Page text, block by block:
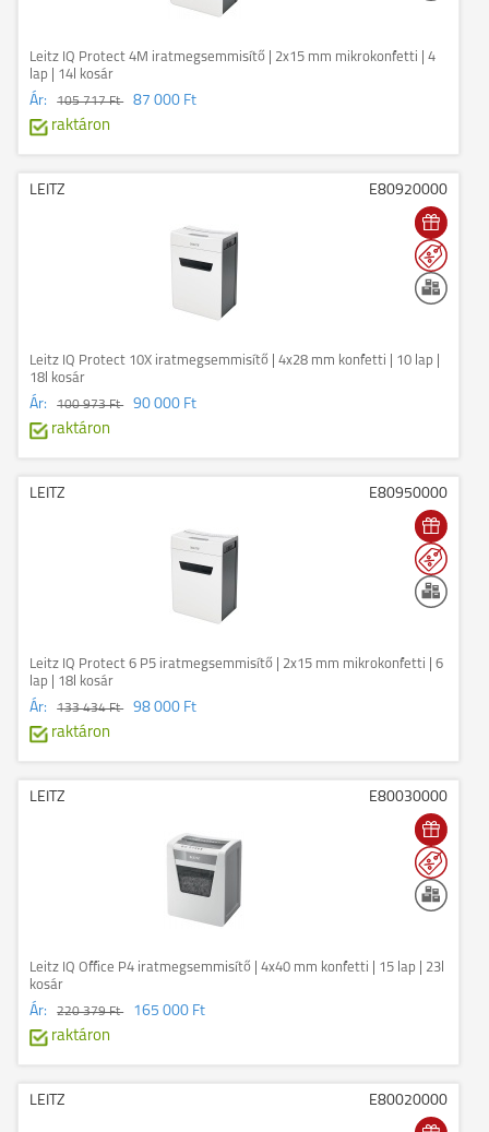
Leitz IQ Protect 4M iratmegsemmisítő | 2x15 mm mikrokonfetti | 4
lap | 14l kosár
Ár: 105 717 Ft
87 000 Ft
raktáron
LEITZ E80920000
Leitz IQ Protect 10X iratmegsemmisítő | 4x28 mm konfetti | 10 lap |
18l kosár
Ár: 100 973 Ft
90 000 Ft
raktáron
LEITZ E80950000
Leitz IQ Protect 6 P5 iratmegsemmisítő | 2x15 mm mikrokonfetti | 6
lap | 18l kosár
Ár: 133 434 Ft
98 000 Ft
raktáron
LEITZ E80030000
Leitz IQ Office P4 iratmegsemmisítő | 4x40 mm konfetti | 15 lap | 23l
kosár
Ár: 220 379 Ft
165 000 Ft
raktáron
LEITZ E80020000